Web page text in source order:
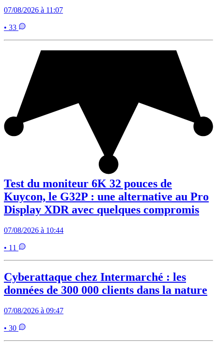
07/08/2026 à 11:07
• 33
Test du moniteur 6K 32 pouces de
Kuycon, le G32P : une alternative au Pro
Display XDR avec quelques compromis
07/08/2026 à 10:44
• 11
Cyberattaque chez Intermarché : les
données de 300 000 clients dans la nature
07/08/2026 à 09:47
• 30